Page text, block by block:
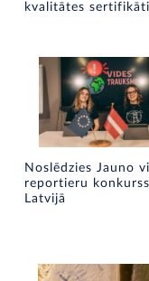
kvalitātes
Noslēdzies Jauno
reportieru konkurss
Latvijā